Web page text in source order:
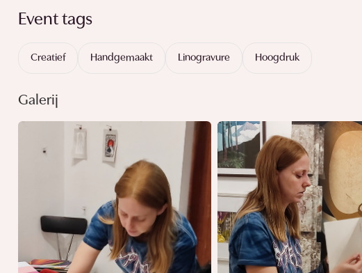
Event tags
Creatief Handgemaakt Linogravure Hoogdruk
Galerij